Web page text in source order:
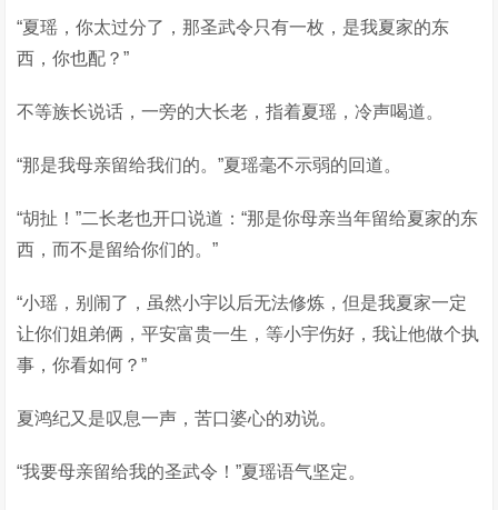
“夏瑶，你太过分了，那圣武令只有一枚，是我夏家的东
西，你也配？”
不等族长说话，一旁的大长老，指着夏瑶，冷声喝道。
“那是我母亲留给我们的。”夏瑶毫不示弱的回道。
“胡扯！”二长老也开口说道：“那是你母亲当年留给夏家的东
西，而不是留给你们的。”
“小瑶，别闹了，虽然小宇以后无法修炼，但是我夏家一定
让你们姐弟俩，平安富贵一生，等小宇伤好，我让他做个执
事，你看如何？”
夏鸿纪又是叹息一声，苦口婆心的劝说。
“我要母亲留给我的圣武令！”夏瑶语气坚定。